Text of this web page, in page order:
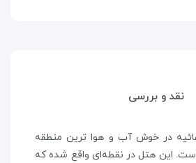
نقد و بررسی
در خوش آب و هوا ترین منطقه
این هتل در نقطه‌ای واقع شده كه